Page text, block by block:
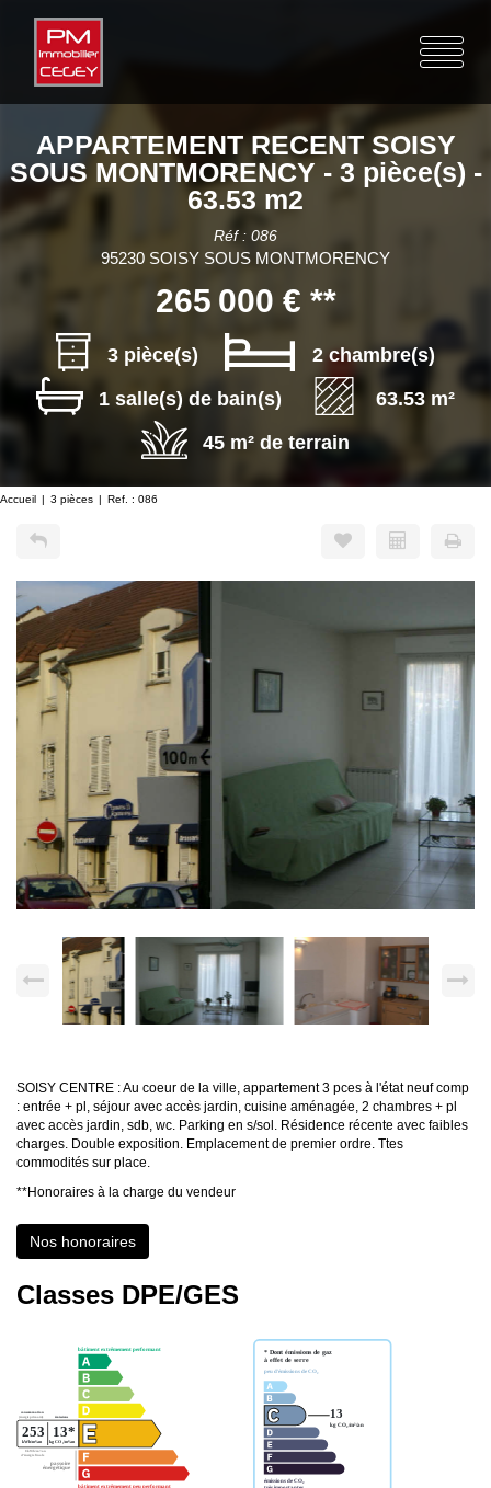
APPARTEMENT RECENT SOISY
SOUS MONTMORENCY - 3 pièce(s) -
63.53 m2
Réf : 086
95230 SOISY SOUS MONTMORENCY
265 000 € **
3 pièce(s)
2 chambre(s)
1 salle(s) de bain(s)
63.53 m²
45 m² de terrain
Accueil 3 pièces Ref. : 086
SOISY CENTRE : Au coeur de la ville, appartement 3 pces à l'état neuf comp
: entrée + pl, séjour avec accès jardin, cuisine aménagée, 2 chambres + pl
avec accès jardin, sdb, wc. Parking en s/sol. Résidence récente avec faibles
charges. Double exposition. Emplacement de premier ordre. Ttes
commodités sur place.
**Honoraires à la charge du vendeur
Nos honoraires
Classes DPE/GES